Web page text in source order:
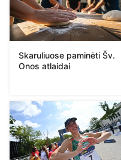
Skaruliuose paminėti Šv.
Onos atlaidai